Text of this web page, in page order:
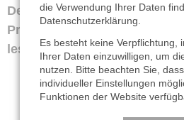
Den ganzen
Pressesprecher-­Ausgabe
lesen.
die Verwendung Ihrer Daten
Datenschutzerklärung
Es besteht keine Verpflichtung,
Ihrer Daten einzuwilligen, um
nutzen. Bitte beachten Sie,
individueller Einstellungen
Funktionen der Website